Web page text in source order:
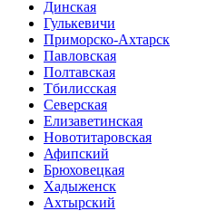
Динская
Гулькевичи
Приморско-Ахтарск
Павловская
Полтавская
Тбилисская
Северская
Елизаветинская
Новотитаровская
Афипский
Брюховецкая
Хадыженск
Ахтырский